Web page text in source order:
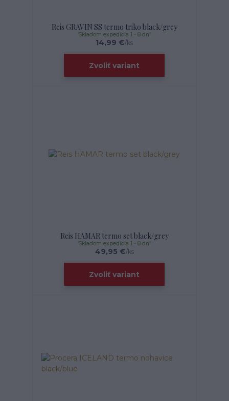
Reis GRAVIN SS termo triko black/grey
14,99 €/ks
Skladom expedícia 1 - 8 dní
Zvoliť variant
Reis HAMAR termo set black/grey
49,95 €/ks
Skladom expedícia 1 - 8 dní
Zvoliť variant